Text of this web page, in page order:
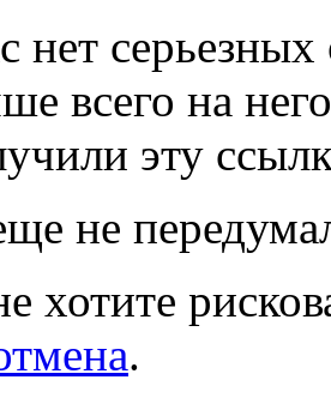
нет
всего на
эту
не
хотите
.